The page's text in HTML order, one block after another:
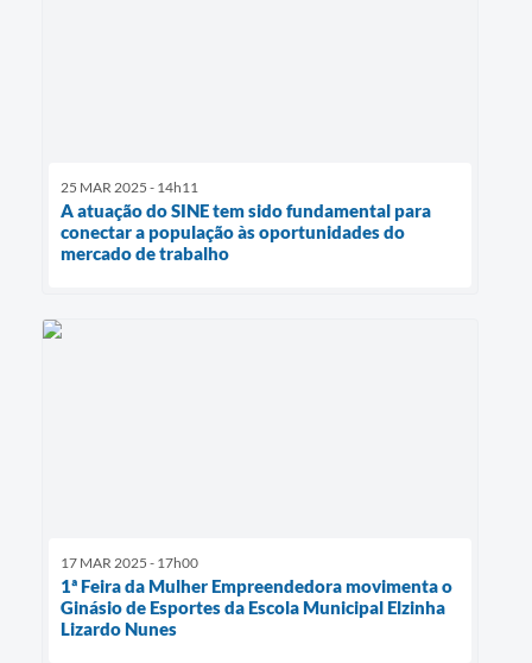
25 MAR 2025 - 14h11
A atuação do SINE tem sido fundamental para
conectar a população às oportunidades do
mercado de trabalho
17 MAR 2025 - 17h00
1ª Feira da Mulher Empreendedora movimenta o
Ginásio de Esportes da Escola Municipal Elzinha
Lizardo Nunes